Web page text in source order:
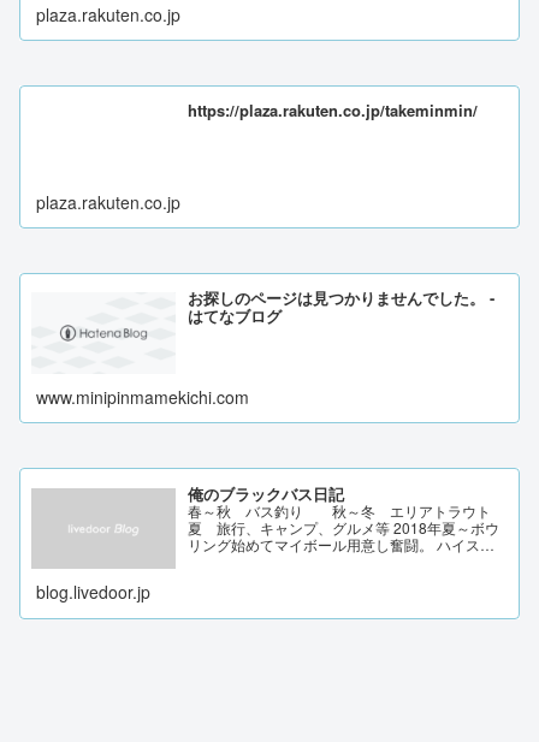
plaza.rakuten.co.jp
https://plaza.rakuten.co.jp/takeminmin/
plaza.rakuten.co.jp
お探しのページは見つかりませんでした。 -
はてなブログ
www.minipinmamekichi.com
俺のブラックバス日記
春～秋 バス釣り 秋～冬 エリアトラウト
夏 旅行、キャンプ、グルメ等 2018年夏～ボウ
リング始めてマイボール用意し奮闘。 ハイスコ
blog.livedoor.jp